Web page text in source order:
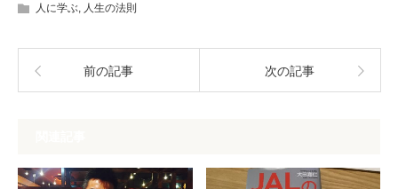
人に学ぶ, 人生の法則
前の記事 次の記事